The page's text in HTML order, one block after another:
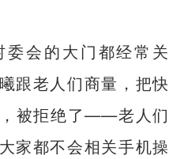
会的大门都经常关
跟老人们商量，把快
被拒绝了——老人们
家都不会相关手机操